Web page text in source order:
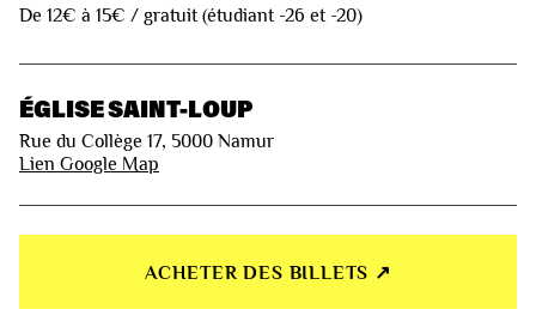
De 12€ à 15€ / gratuit (étudiant -26 et -20)
ÉGLISE SAINT-LOUP
Rue du Collège 17, 5000 Namur
Lien Google Map
ACHETER DES BILLETS ↗︎